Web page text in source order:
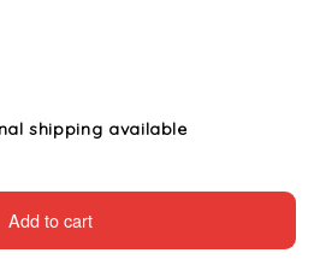
shipping available
Add to cart